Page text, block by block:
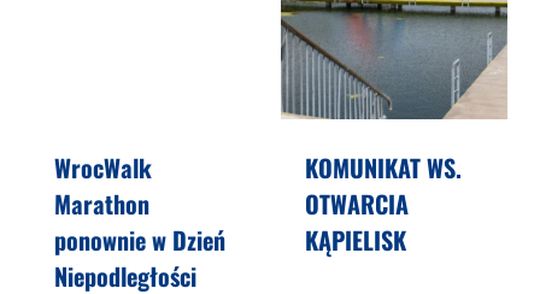
WrocWalk
Marathon
ponownie w Dzień
Niepodległości
KOMUNIKAT WS.
OTWARCIA
KĄPIELISK